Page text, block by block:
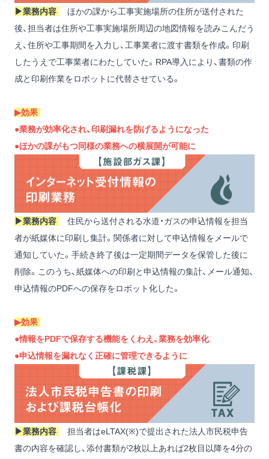
▶︎業務内容
ほかの課から工事実施場所の住所が送付された
後、担当者は住所や工事実施場所周辺の地図情報を読みこんだう
え、住所や工事期間を入力し、工事業者に渡す書類を作成。印刷
したうえで工事業者にわたしていた。RPA導入により、書類の作
成と印刷作業をロボットに代替させている。
▶︎効果
●業務が効率化され、印刷漏れを防げるようになった
●ほかの課がもつ同様の業務への横展開が可能に
▶︎業務内容
住民から送付される水道・ガスの申込情報を担当
者が紙媒体に印刷し集計。関係者に対して申込情報をメールで
通知していた。手続き終了後は一定期間データを保管した後に
削除。このうち、紙媒体への印刷と申込情報の集計、メール通知、
申込情報のPDFへの保存をロボット化した。
▶︎効果
●情報をPDFで保存する機能をくわえ、業務を効率化
●申込情報を漏れなく正確に管理できるように
▶︎業務内容
担当者はeLTAX(※)で提出された法人市民税申告
書の内容を確認し、添付書類が2枚以上あれば2枚目以降を4分の